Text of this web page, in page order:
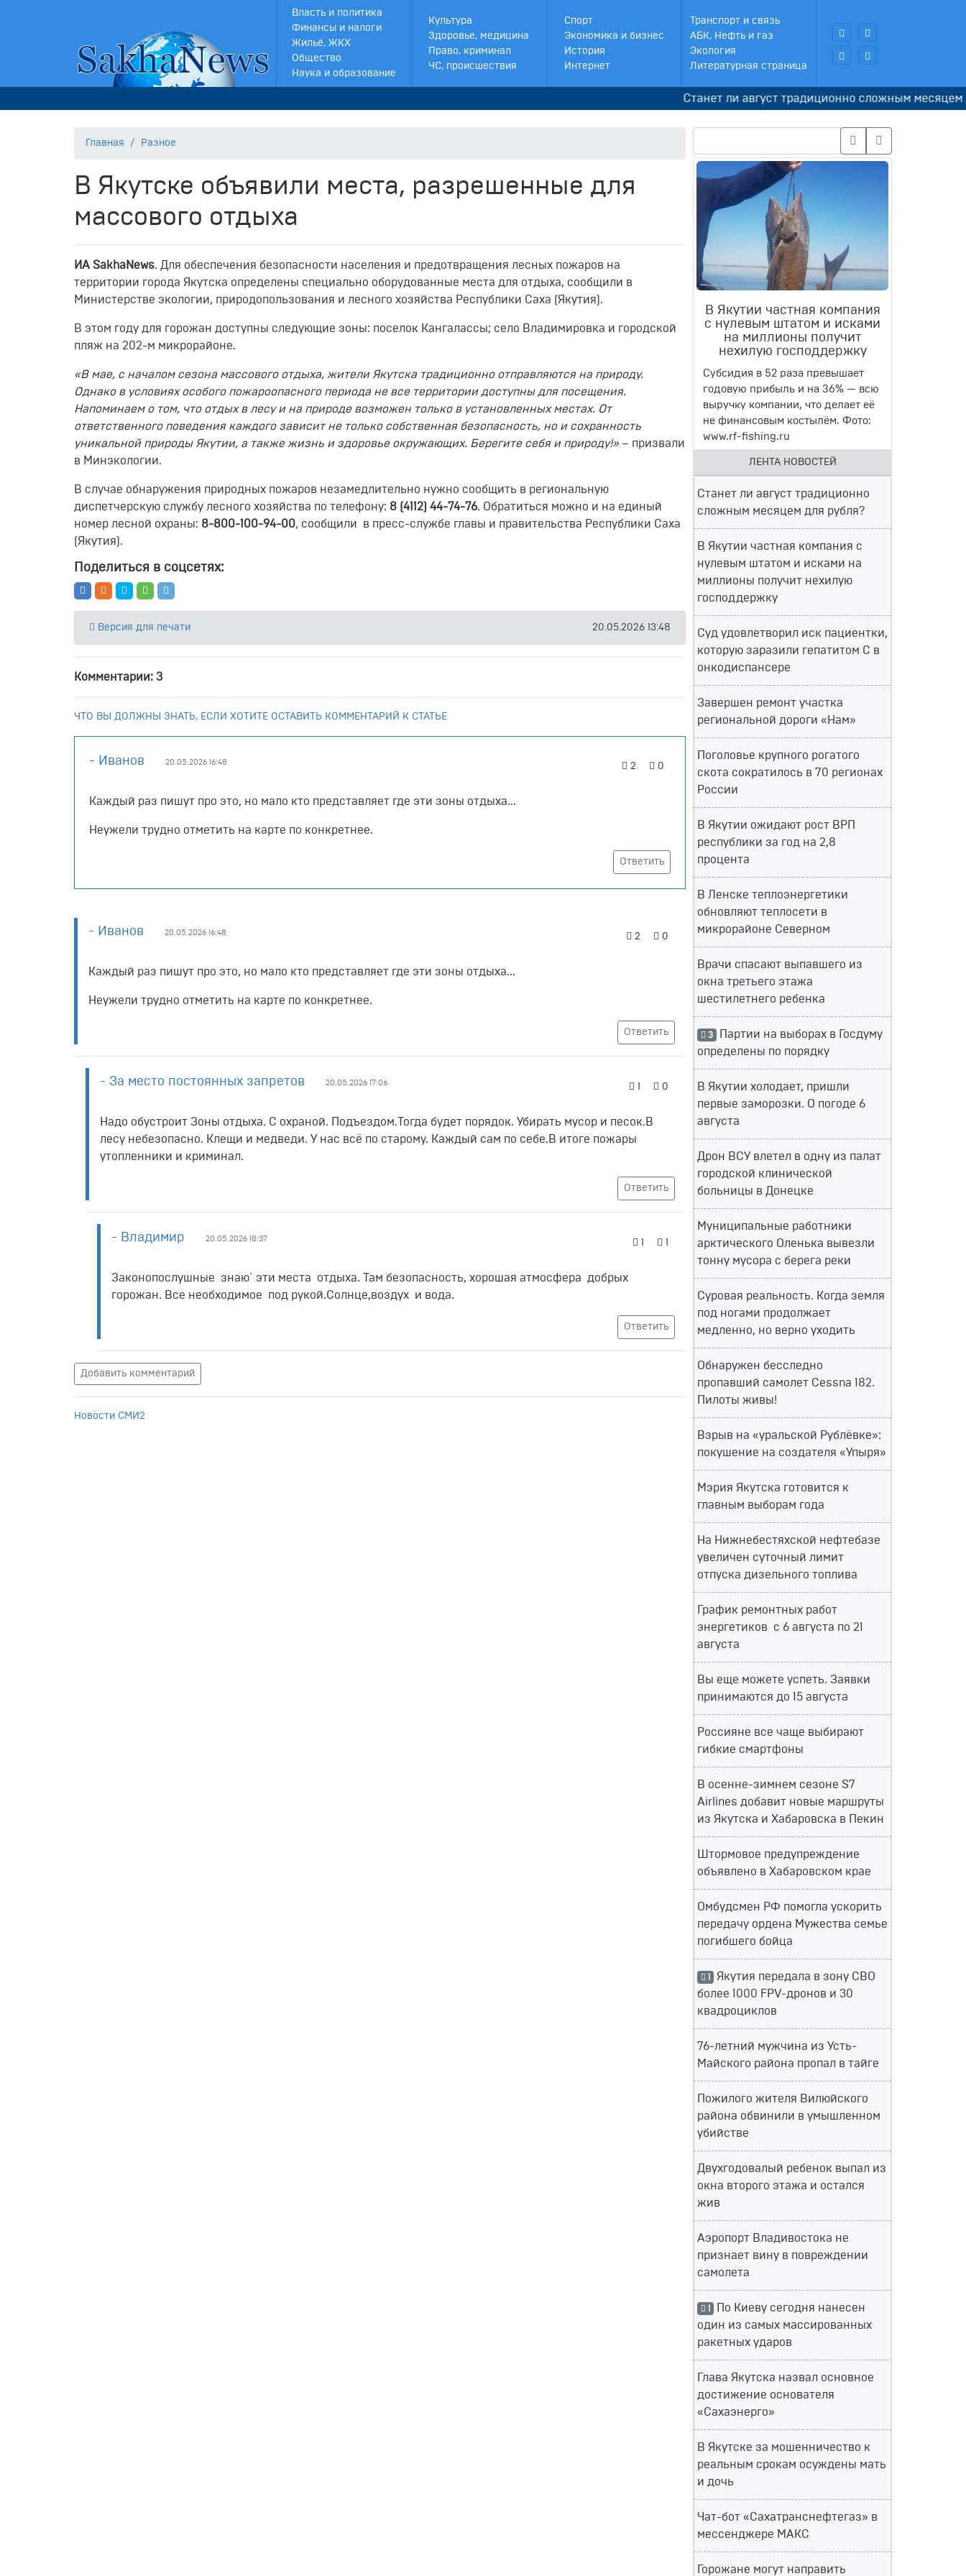
Власть и политика
Финансы и налоги
Жильё, ЖКХ
Общество
Наука и образование
Культура
Здоровье, медицина
Право, криминал
ЧС, происшествия
Спорт
Экономика и бизнес
История
Интернет
Транспорт и связь
АБК, Нефть и газ
Экология
Литературная страница
Станет ли август традиционно сложным месяцем для
Главная Разное
В Якутске объявили места, разрешенные для
массового отдыха
ИА SakhaNews. Для обеспечения безопасности населения и предотвращения лесных пожаров на
территории города Якутска определены специально оборудованные места для отдыха, сообщили в
Министерстве экологии, природопользования и лесного хозяйства Республики Саха (Якутия).
В этом году для горожан доступны следующие зоны: поселок Кангалассы; село Владимировка и городской
пляж на 202-м микрорайоне.
«В мае, с началом сезона массового отдыха, жители Якутска традиционно отправляются на природу.
Однако в условиях особого пожароопасного периода не все территории доступны для посещения.
Напоминаем о том, что отдых в лесу и на природе возможен только в установленных местах. От
ответственного поведения каждого зависит не только собственная безопасность, но и сохранность
уникальной природы Якутии, а также жизнь и здоровье окружающих. Берегите себя и природу!» – призвали
в Минэкологии.
В случае обнаружения природных пожаров незамедлительно нужно сообщить в региональную
диспетчерскую службу лесного хозяйства по телефону: 8 (4112) 44-74-76. Обратиться можно и на единый
номер лесной охраны: 8-800-100-94-00, сообщили в пресс-службе главы и правительства Республики Саха
(Якутия).
Поделиться в соцсетях:
Версия для печати 20.05.2026 13:48
Комментарии: 3
ЧТО ВЫ ДОЛЖНЫ ЗНАТЬ, ЕСЛИ ХОТИТЕ ОСТАВИТЬ КОММЕНТАРИЙ К СТАТЬЕ
- Иванов 20.05.2026 16:48 2 0
Каждый раз пишут про это, но мало кто представляет где эти зоны отдыха...
Неужели трудно отметить на карте по конкретнее.
Ответить
- Иванов 20.05.2026 16:48 2 0
Каждый раз пишут про это, но мало кто представляет где эти зоны отдыха...
Неужели трудно отметить на карте по конкретнее.
Ответить
- За место постоянных запретов 20.05.2026 17:06 1 0
Надо обустроит Зоны отдыха. С охраной. Подъездом.Тогда будет порядок. Убирать мусор и песок.В
лесу небезопасно. Клещи и медведи. У нас всё по старому. Каждый сам по себе.В итоге пожары
утопленники и криминал.
Ответить
- Владимир 20.05.2026 18:37 1 1
Законопослушные знаю` эти места отдыха. Там безопасность, хорошая атмосфера добрых
горожан. Все необходимое под рукой.Солнце,воздух и вода.
Ответить
Добавить комментарий
Новости СМИ2
В Якутии частная компания
с нулевым штатом и исками
на миллионы получит
нехилую господдержку
Субсидия в 52 раза превышает
годовую прибыль и на 36% — всю
выручку компании, что делает её
не финансовым костылём. Фото:
www.rf-fishing.ru
ЛЕНТА НОВОСТЕЙ
Станет ли август традиционно
сложным месяцем для рубля?
В Якутии частная компания с
нулевым штатом и исками на
миллионы получит нехилую
господдержку
Суд удовлетворил иск пациентки,
которую заразили гепатитом С в
онкодиспансере
Завершен ремонт участка
региональной дороги «Нам»
Поголовье крупного рогатого
скота сократилось в 70 регионах
России
В Якутии ожидают рост ВРП
республики за год на 2,8
процента
В Ленске теплоэнергетики
обновляют теплосети в
микрорайоне Северном
Врачи спасают выпавшего из
окна третьего этажа
шестилетнего ребенка
3 Партии на выборах в Госдуму
определены по порядку
В Якутии холодает, пришли
первые заморозки. О погоде 6
августа
Дрон ВСУ влетел в одну из палат
городской клинической
больницы в Донецке
Муниципальные работники
арктического Оленька вывезли
тонну мусора с берега реки
Суровая реальность. Когда земля
под ногами продолжает
медленно, но верно уходить
Обнаружен бесследно
пропавший самолет Cessna 182.
Пилоты живы!
Взрыв на «уральской Рублёвке»:
покушение на создателя «Упыря»
Мэрия Якутска готовится к
главным выборам года
На Нижнебестяхской нефтебазе
увеличен суточный лимит
отпуска дизельного топлива
График ремонтных работ
энергетиков с 6 августа по 21
августа
Вы еще можете успеть. Заявки
принимаются до 15 августа
Россияне все чаще выбирают
гибкие смартфоны
В осенне-зимнем сезоне S7
Airlines добавит новые маршруты
из Якутска и Хабаровска в Пекин
Штормовое предупреждение
объявлено в Хабаровском крае
Омбудсмен РФ помогла ускорить
передачу ордена Мужества семье
погибшего бойца
1 Якутия передала в зону СВО
более 1000 FPV-дронов и 30
квадроциклов
76-летний мужчина из Усть-
Майского района пропал в тайге
Пожилого жителя Вилюйского
района обвинили в умышленном
убийстве
Двухгодовалый ребенок выпал из
окна второго этажа и остался
жив
Аэропорт Владивостока не
признает вину в повреждении
самолета
1 По Киеву сегодня нанесен
один из самых массированных
ракетных ударов
Глава Якутска назвал основное
достижение основателя
«Сахаэнерго»
В Якутске за мошенничество к
реальным срокам осуждены мать
и дочь
Чат-бот «Сахатранснефтегаз» в
мессенджере МАКС
Горожане могут направить